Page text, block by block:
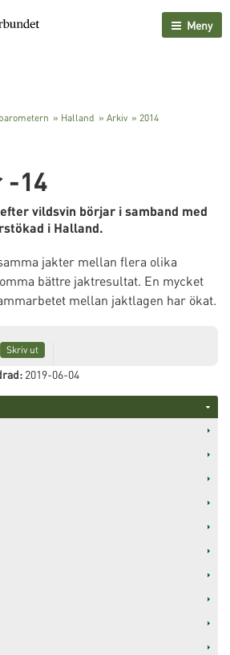
Meny
» Halland » Arkiv » 2014
-14
vildsvin börjar i samband med
i Halland.
jakter mellan flera olika
bättre jaktresultat. En mycket
mellan jaktlagen har ökat.
Skriv ut
2019-06-04